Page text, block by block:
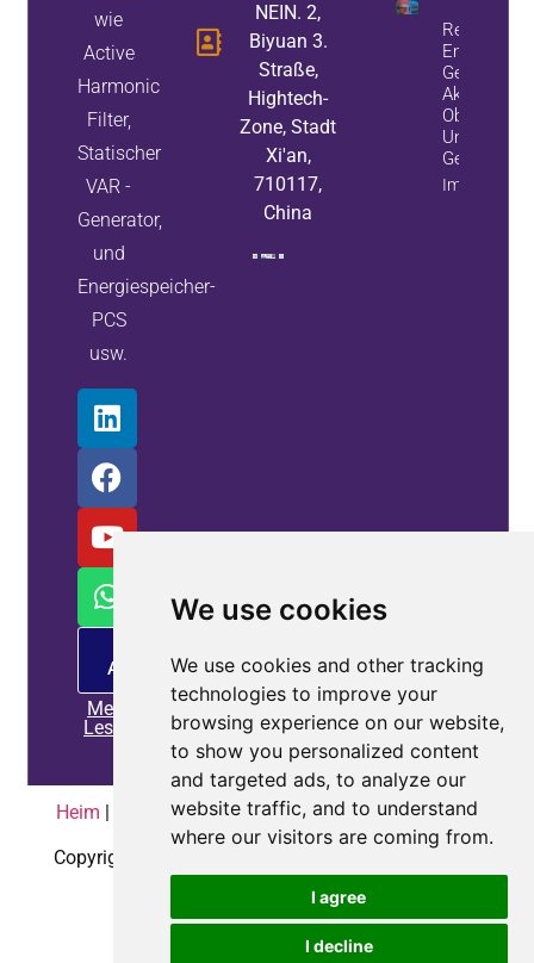
We use cookies
We use cookies and other tracking
technologies to improve your
browsing experience on our website,
to show you personalized content
and targeted ads, to analyze our
website traffic, and to understand
where our visitors are coming from.
I agree
I decline
wie
Active
Harmonic
Filter,
Statischer
VAR -
Generator,
und
Energiespeicher-
PCS
usw.
Angebot
Mehr
Lesen
NEIN. 2,
Biyuan 3.
Straße,
Hightech-
Zone, Stadt
Xi'an,
710117,
China
Reduzieren
Aktiven
Und
Heim | Datenschutzrichtlinie| Kontaktieren Sie uns
Copyright © 2010-2025
vorbehalten.